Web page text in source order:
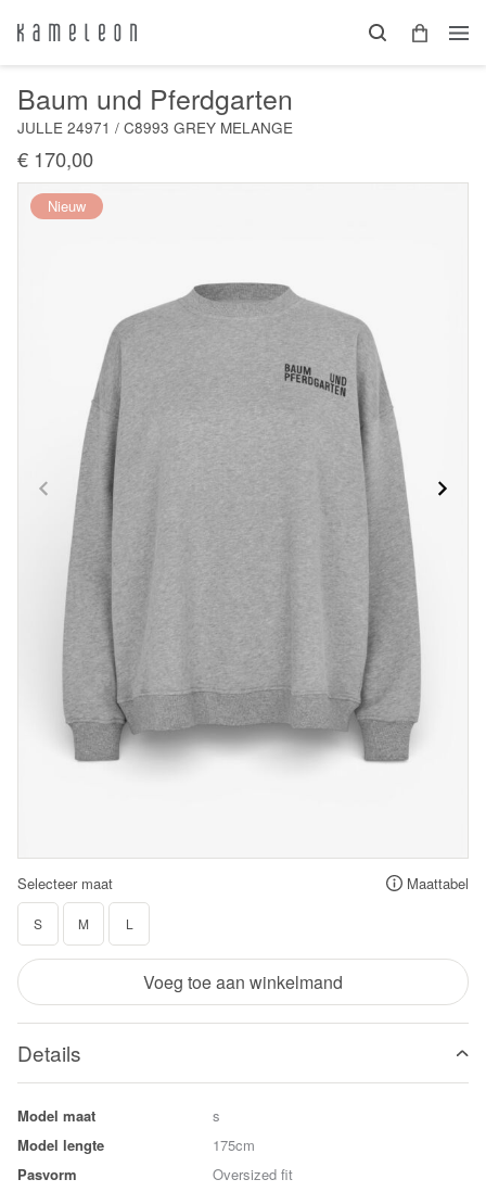
Baum und Pferdgarten
JULLE 24971 / C8993 GREY MELANGE
€ 170,00
Nieuw
Selecteer maat Maattabel
S M L
Voeg toe aan winkelmand
Details
Model maat
s
Model lengte
175cm
Pasvorm
Oversized fit